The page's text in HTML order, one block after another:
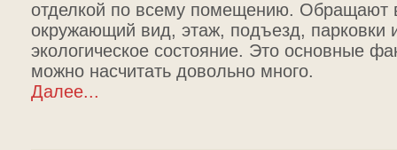
отделкой по всему помещению. Обращают
окружающий вид, этаж, подъезд, парковки
экологическое состояние. Это основные
можно насчитать довольно много.
Далее...